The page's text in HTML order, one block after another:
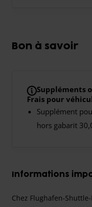
Bon à savoir
Suppléments
Frais pour
Supplément
hors gabarit
Informations
Chez Flughafen-